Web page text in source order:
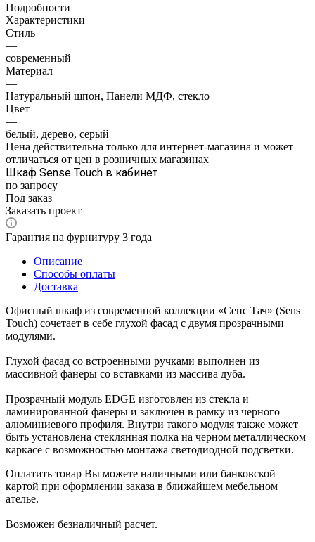
Подробности
Характеристики
Стиль
—
современный
Материал
—
Натуральный шпон, Панели МДФ, стекло
Цвет
—
белый, дерево, серый
Цена действительна только для интернет-магазина и может
отличаться от цен в розничных магазинах
Шкаф Sense Touch в кабинет
по запросу
Под заказ
Заказать проект
Гарантия на фурнитуру 3 года
Описание
Способы оплаты
Доставка
Офисный шкаф из современной коллекции «Сенс Тач» (Sens
Touch) сочетает в себе глухой фасад с двумя прозрачными
модулями.
Глухой фасад со встроенными ручками выполнен из
массивной фанеры со вставками из массива дуба.
Прозрачный модуль EDGE изготовлен из стекла и
ламинированной фанеры и заключен в рамку из черного
алюминиевого профиля. Внутри такого модуля также может
быть установлена стеклянная полка на черном металлическом
каркасе с возможностью монтажа светодиодной подсветки.
Оплатить товар Вы можете наличными или банковской
картой при оформлении заказа в ближайшем мебельном
ателье.
Возможен безналичный расчет.